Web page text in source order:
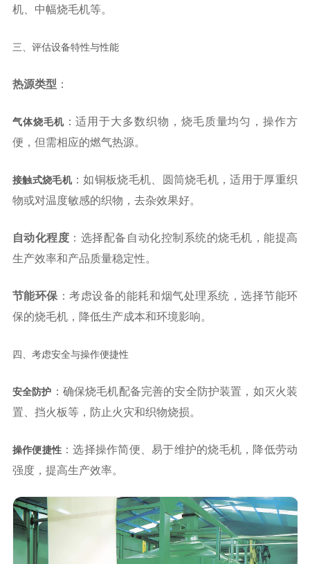
机、中幅烧毛机等。
三、评估设备特性与性能
热源类型 ：
气体烧毛机：适用于大多数织物，烧毛质量均匀，操作方
便，但需相应的燃气热源。
接触式烧毛机：如铜板烧毛机、圆筒烧毛机，适用于厚重织
物或对温度敏感的织物，去杂效果好。
自动化程度 ：选择配备自动化控制系统的烧毛机，能提高
生产效率和产品质量稳定性。
节能环保 ：考虑设备的能耗和烟气处理系统，选择节能环
保的烧毛机，降低生产成本和环境影响。
四、考虑安全与操作便捷性
安全防护 ：确保烧毛机配备完善的安全防护装置，如灭火装
置、挡火板等，防止火灾和织物烧损。
操作便捷性 ：选择操作简便、易于维护的烧毛机，降低劳动
强度，提高生产效率。